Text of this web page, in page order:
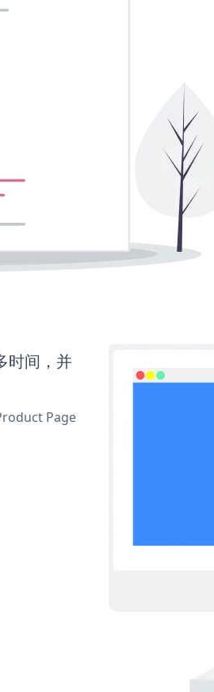
间，并
Page